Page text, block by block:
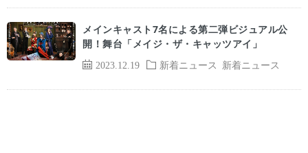
2023.12.19 新着ニュース 新着ニュース
メインキャスト7名による第二弾ビジュアル公
開！舞台「メイジ・ザ・キャッツアイ」